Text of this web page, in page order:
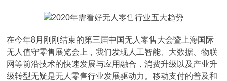
在今年8月刚刚结束的第三届中国无人零售大会暨上海国际
无人值守零售展览会上，我们发现人工智能、大数据、物联
网等前沿技术的快速发展与应用融合，消费升级以及产业升
级转型无疑是无人零售行业发展驱动力。移动支付的普及和